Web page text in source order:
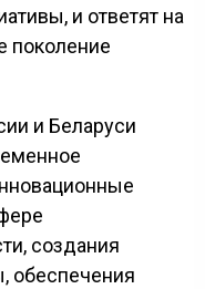
и ответят на
поколение
и Беларуси
создания
обеспечения